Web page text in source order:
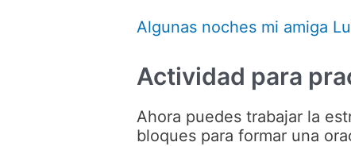
Algunas noches mi amiga
Actividad para
Ahora puedes trabajar la
bloques para formar una